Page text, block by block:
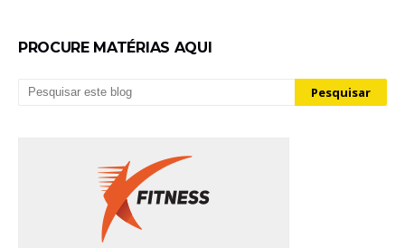
PROCURE MATÉRIAS AQUI